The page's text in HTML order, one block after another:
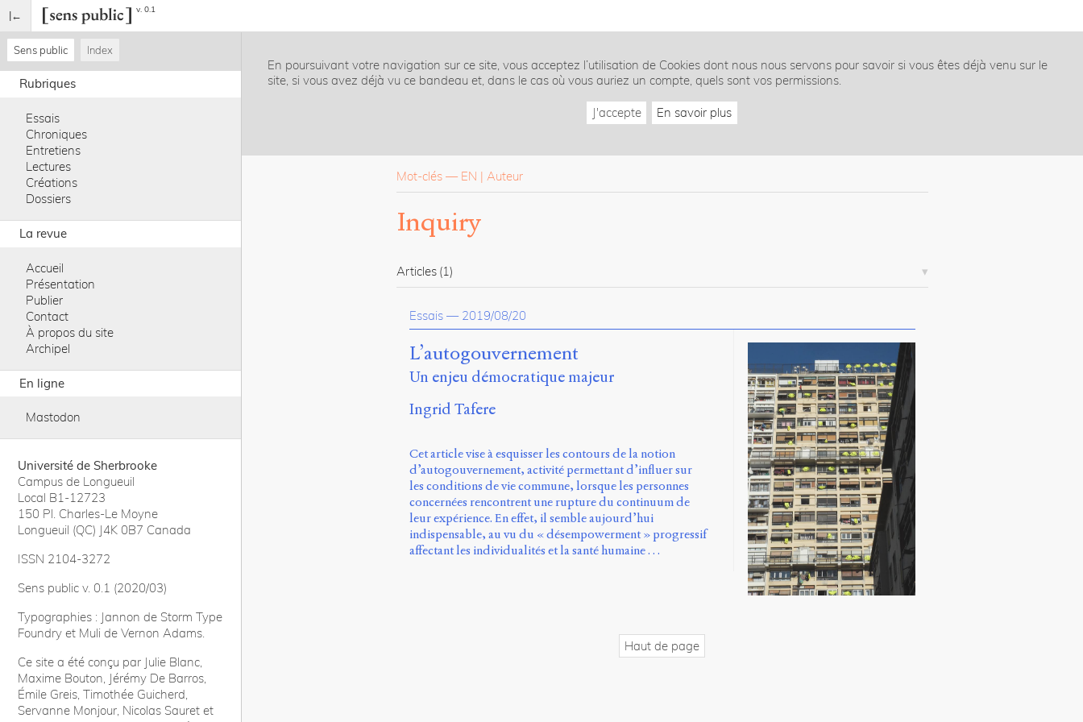
v. 0.1
Sens public Index
Rubriques
Essais
Chroniques
Entretiens
Lectures
Créations
Dossiers
La revue
Accueil
Présentation
Publier
Contact
À propos du site
Archipel
En ligne
Mastodon
Université de Sherbrooke
Campus de Longueuil
Local B1-12723
150 Pl. Charles-Le Moyne
Longueuil (QC) J4K 0B7 Canada
ISSN 2104-3272
Sens public v. 0.1 (2020/03)
Typographies : Jannon de Storm Type
Foundry et Muli de Vernon Adams.
Ce site a été conçu par Julie Blanc,
Maxime Bouton, Jérémy De Barros,
Émile Greis, Timothée Guicherd,
Servanne Monjour, Nicolas Sauret et
En poursuivant votre navigation sur ce site, vous acceptez l’utilisation de Cookies dont nous nous servons pour savoir si vous êtes déjà venu sur le
site, si vous avez déjà vu ce bandeau et, dans le cas où vous auriez un compte, quels sont vos permissions.
J'accepte En savoir plus
Mot-clés — EN Auteur
Inquiry
Articles (1)
Essais — 2019/08/20
L’autogouvernement
Un enjeu démocratique majeur
Ingrid Tafere
Cet article vise à esquisser les contours de la notion
d’autogouvernement, activité permettant d’influer sur
les conditions de vie commune, lorsque les personnes
concernées rencontrent une rupture du continuum de
leur expérience. En effet, il semble aujourd’hui
indispensable, au vu du « désempowerment » progressif
affectant les individualités et la santé humaine …
Haut de page